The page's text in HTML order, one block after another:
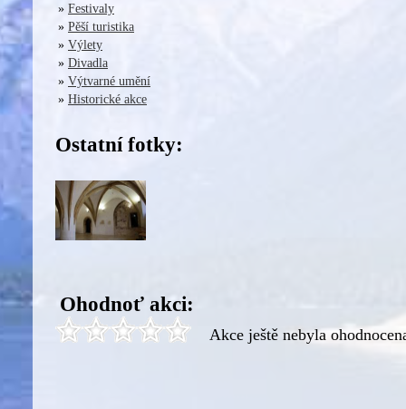
» Festivaly
» Pěší turistika
» Výlety
» Divadla
» Výtvarné umění
» Historické akce
Ostatní fotky:
Ohodnoť akci:
Akce ještě nebyla